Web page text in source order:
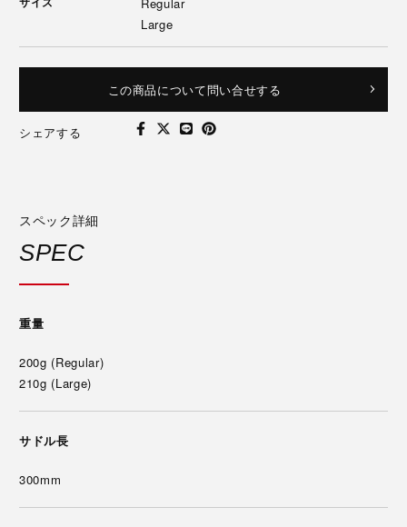
Large
この商品について問い合せする
シェアする
スペック詳細
SPEC
重量
200g (Regular)
210g (Large)
サドル長
300mm